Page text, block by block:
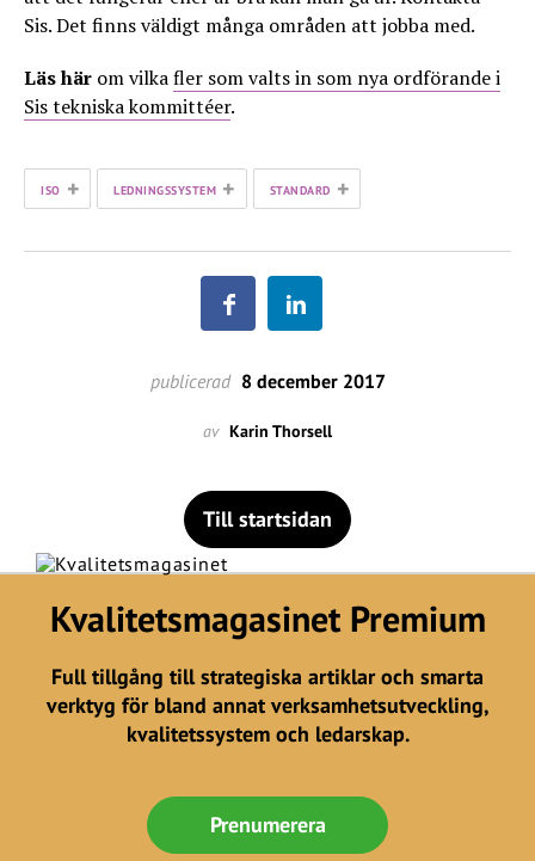
Sis. Det finns väldigt många områden att jobba med.
Läs här om vilkafler som valts in som nya ordförande i
Sis tekniska kommittéer.
ISO + LEDNINGSSYSTEM + STANDARD +
publicerad 8 december 2017
av Karin Thorsell
Till startsidan
Kvalitetsmagasinet Premium
Full tillgång till strategiska artiklar och smarta
verktyg för bland annat verksamhetsutveckling,
kvalitetssystem och ledarskap.
Prenumerera